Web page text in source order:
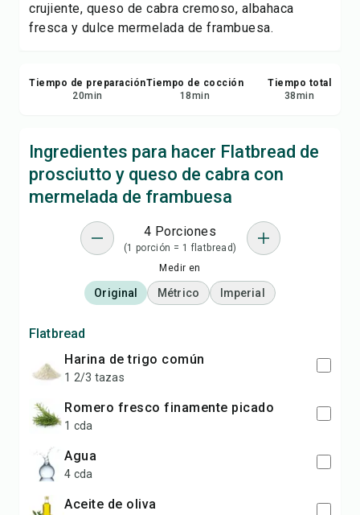
crujiente, queso de cabra cremoso, albahaca
fresca y dulce mermelada de frambuesa.
Tiempo de preparación
20min
Tiempo de cocción
18min
Tiempo total
38min
Ingredientes para hacer Flatbread de
prosciutto y queso de cabra con
mermelada de frambuesa
4 Porciones
(1 porción = 1 flatbread)
Medir en
Original Métrico Imperial
Flatbread
Harina de trigo común
1 2/3 tazas
Romero fresco finamente picado
1 cda
Agua
4 cda
Aceite de oliva